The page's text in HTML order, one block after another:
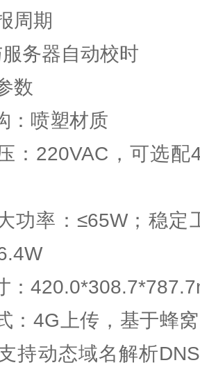
周期
务器自动校时
数
：喷塑材质
：220VAC，可选配
功率：≤65W；稳定
：
：4G上传，基于蜂
持动态域名解析